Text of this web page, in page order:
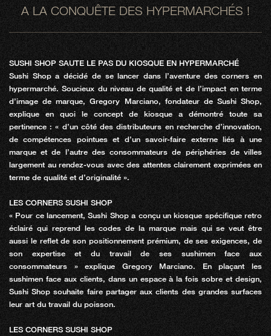
A LA CONQUÊTE DES HYPERMARCHÉS !
SUSHI SHOP SAUTE LE PAS DU KIOSQUE EN HYPERMARCHÉ
Sushi Shop a décidé de se lancer dans l’aventure des corners en
hypermarché. Soucieux du niveau de qualité et de l’impact en terme
d’image de marque, Gregory Marciano, fondateur de Sushi Shop,
explique en quoi le concept de kiosque a démontré toute sa
pertinence : « d’un côté des distributeurs en recherche d’innovation,
de compétences pointues et d’un savoir-faire externe liés à une
marque et de l’autre des consommateurs de périphéries de villes
largement au rendez-vous avec des attentes clairement exprimées en
terme de qualité et d’originalité ».
LES CORNERS SUSHI SHOP
« Pour ce lancement, Sushi Shop a conçu un kiosque spécifique retro
éclairé qui reprend les codes de la marque mais qui se veut être
aussi le reflet de son positionnement prémium, de ses exigences, de
son expertise et du travail de ses sushimen face aux
consommateurs » explique Gregory Marciano. En plaçant les
sushimen face aux clients, dans un espace à la fois sobre et design,
Sushi Shop souhaite faire partager aux clients des grandes surfaces
leur art du travail du poisson.
LES CORNERS SUSHI SHOP